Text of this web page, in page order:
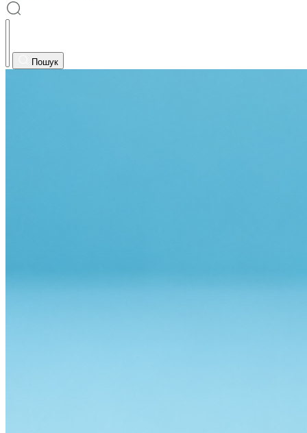
Пошук